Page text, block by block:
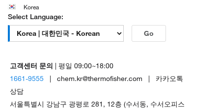
Korea
Select Language:
Go
고객센터 문의 | 평일 09:00~18:00
1661-9555 | chem.kr@thermofisher.com | 카카오톡
상담
서울특별시 강남구 광평로 281, 12층 (수서동, 수서오피스